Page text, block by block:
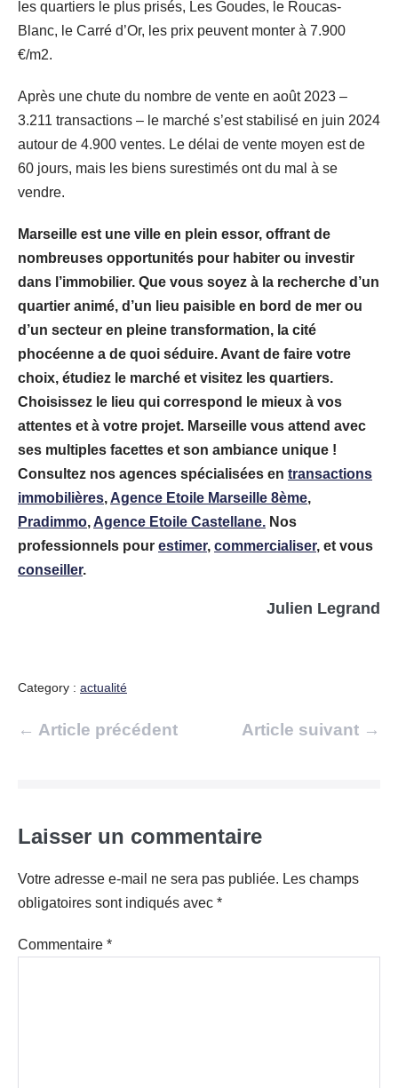
les quartiers le plus prisés, Les Goudes, le Roucas-
Blanc, le Carré d’Or, les prix peuvent monter à 7.900
€/m2.
Après une chute du nombre de vente en août 2023 –
3.211 transactions – le marché s’est stabilisé en juin 2024
autour de 4.900 ventes. Le délai de vente moyen est de
60 jours, mais les biens surestimés ont du mal à se
vendre.
Marseille est une ville en plein essor, offrant de
nombreuses opportunités pour habiter ou investir
dans l’immobilier. Que vous soyez à la recherche d’un
quartier animé, d’un lieu paisible en bord de mer ou
d’un secteur en pleine transformation, la cité
phocéenne a de quoi séduire. Avant de faire votre
choix, étudiez le marché et visitez les quartiers.
Choisissez le lieu qui correspond le mieux à vos
attentes et à votre projet. Marseille vous attend avec
ses multiples facettes et son ambiance unique !
Consultez nos agences spécialisées en transactions
immobilières, Agence Etoile Marseille 8ème,
Pradimmo, Agence Etoile Castellane. Nos
professionnels pour estimer, commercialiser, et vous
conseiller.
Julien Legrand
Category : actualité
Navigation
← Article précédent Article suivant →
Laisser un commentaire
Votre adresse e-mail ne sera pas publiée. Les champs
obligatoires sont indiqués avec *
Commentaire *